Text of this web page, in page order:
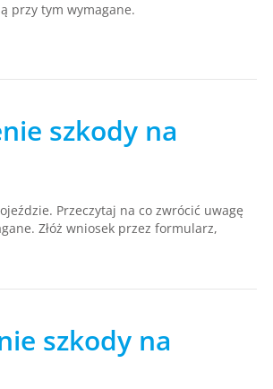
przy tym wymagane.
szkody na
Przeczytaj na co zwrócić uwagę
Złóż wniosek przez formularz,
szkody na